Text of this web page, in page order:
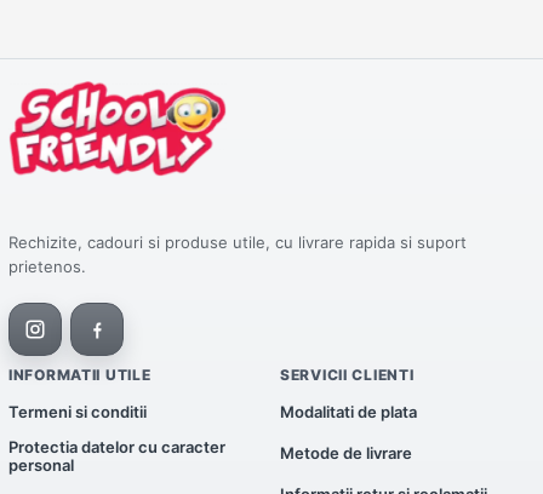
Rechizite, cadouri si produse utile, cu livrare rapida si suport
prietenos.
INFORMATII UTILE
Termeni si conditii
Protectia datelor cu caracter
personal
SERVICII CLIENTI
Modalitati de plata
Metode de livrare